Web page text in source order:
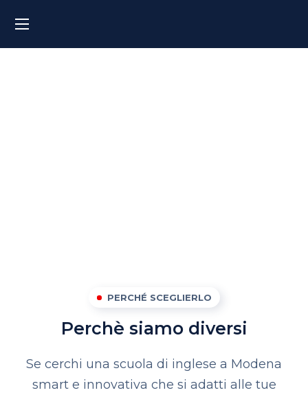
PERCHÉ SCEGLIERLO
Perchè siamo diversi
Se cerchi una scuola di inglese a Modena
smart e innovativa che si adatti alle tue